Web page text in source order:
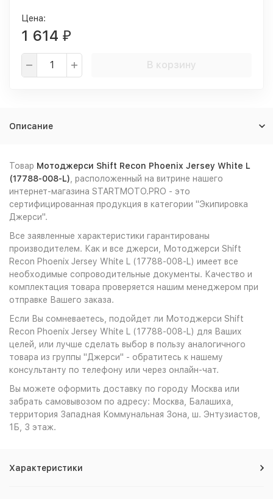
Цена:
1 614 ₽
В корзину
Описание
Товар Мотоджерси Shift Recon Phoenix Jersey White L
(17788-008-L) , расположенный на витрине нашего
интернет-магазина STARTMOTO.PRO - это
сертифицированная продукция в категории "Экипировка
Джерси".
Все заявленные характеристики гарантированы
производителем. Как и все джерси, Мотоджерси Shift
Recon Phoenix Jersey White L (17788-008-L) имеет все
необходимые сопроводительные документы. Качество и
комплектация товара проверяется нашим менеджером при
отправке Вашего заказа.
Если Вы сомневаетесь, подойдет ли Мотоджерси Shift
Recon Phoenix Jersey White L (17788-008-L) для Ваших
целей, или лучше сделать выбор в пользу аналогичного
товара из группы "Джерси" - обратитесь к нашему
консультанту по телефону или через онлайн-чат.
Вы можете оформить доставку по городу Москва или
забрать самовывозом по адресу: Москва, Балашиха,
территория Западная Коммунальная Зона, ш. Энтузиастов,
1Б, 3 этаж.
Характеристики